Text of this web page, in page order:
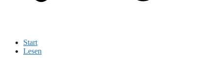
Start
Lesen